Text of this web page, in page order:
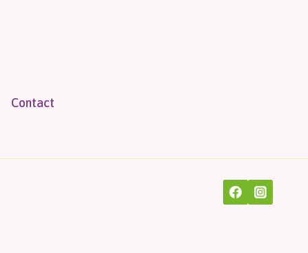
Contact